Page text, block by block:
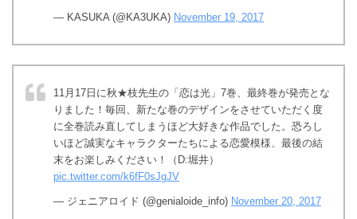
— KASUKA (@KA3UKA) November 19, 2017
11月17日に秋★枝先生の「恋は光」7巻、最終巻が発売とな
りました！毎回、新たな巻のデザインをさせていただく度
に全巻読み直してしまうほど大好きな作品でした。恐ろし
いほど誠実なキャラクターたちによる恋愛模様、最後の結
末をお楽しみください！（D:堀井）
pic.twitter.com/k6fF0sJgJV
— ジェニアロイド (@genialoide_info) November 20, 2017